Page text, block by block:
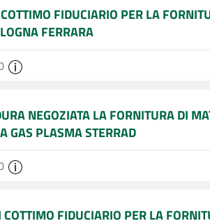
FIDUCIARIO PER LA
FERRARA
NEGOZIATA LA FORNITURA DI
GAS PLASMA STERRAD
COTTIMO FIDUCIARIO PER LA